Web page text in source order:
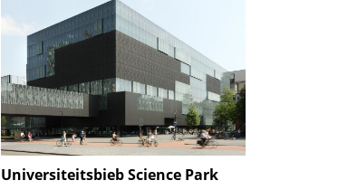
Universiteitsbieb Science Park